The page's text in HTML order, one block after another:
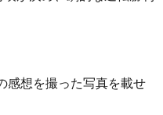
感想を撮った写真を載せ